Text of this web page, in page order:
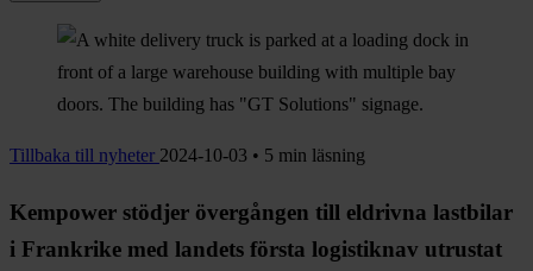
Tillbaka till nyheter 2024-10-03 • 5 min läsning
Kempower stödjer övergången till eldrivna lastbilar
i Frankrike med landets första logistiknav utrustat